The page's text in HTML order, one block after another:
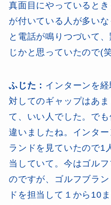
真面目にやっていると
が付いている人が多い
と電話が鳴りつづいて
じかと思っていたので(
ふじた： インターンを
対してのギャップはあ
て、いい人でした。で
違いましたね。インタ
ランドを見ていたので1
当していて。今はゴル
のですが、ゴルフブラ
ドを担当して１から10